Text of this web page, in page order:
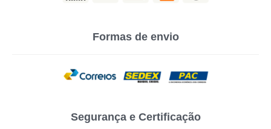
Formas de envio
Segurança e Certificação